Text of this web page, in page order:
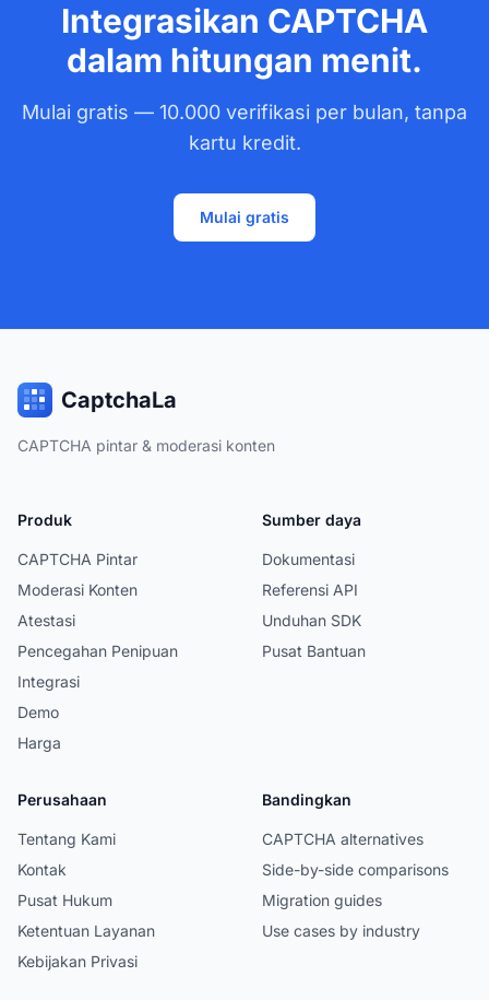
Integrasikan CAPTCHA
dalam hitungan menit.
Mulai gratis — 10.000 verifikasi per bulan, tanpa
kartu kredit.
Mulai gratis
CaptchaLa
CAPTCHA pintar & moderasi konten
Produk
CAPTCHA Pintar
Moderasi Konten
Atestasi
Pencegahan Penipuan
Integrasi
Demo
Harga
Sumber daya
Dokumentasi
Referensi API
Unduhan SDK
Pusat Bantuan
Perusahaan
Tentang Kami
Kontak
Pusat Hukum
Ketentuan Layanan
Kebijakan Privasi
Bandingkan
CAPTCHA alternatives
Side-by-side comparisons
Migration guides
Use cases by industry